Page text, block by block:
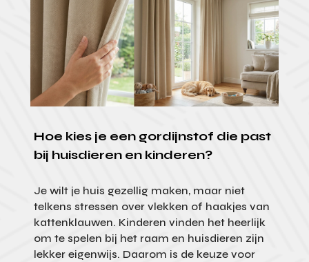
Hoe kies je een gordijnstof die past
bij huisdieren en kinderen?
Je wilt je huis gezellig maken, maar niet
telkens stressen over vlekken of haakjes van
kattenklauwen. Kinderen vinden het heerlijk
om te spelen bij het raam en huisdieren zijn
lekker eigenwijs. Daarom is de keuze voor